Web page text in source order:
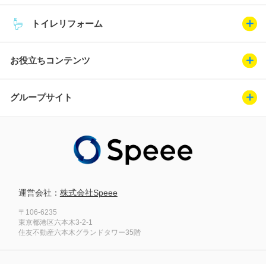
トイレリフォーム
お役立ちコンテンツ
グループサイト
運営会社： 株式会社Speee
〒106-6235
東京都港区六本木3-2-1
住友不動産六本木グランドタワー35階